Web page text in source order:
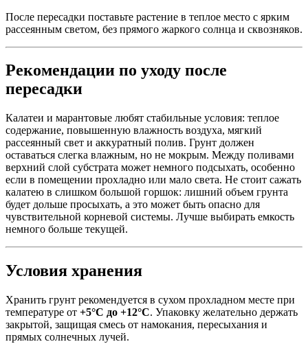
После пересадки поставьте растение в теплое место с ярким
рассеянным светом, без прямого жаркого солнца и сквозняков.
Рекомендации по уходу после
пересадки
Калатеи и марантовые любят стабильные условия: теплое
содержание, повышенную влажность воздуха, мягкий
рассеянный свет и аккуратный полив. Грунт должен
оставаться слегка влажным, но не мокрым. Между поливами
верхний слой субстрата может немного подсыхать, особенно
если в помещении прохладно или мало света. Не стоит сажать
калатею в слишком большой горшок: лишний объем грунта
будет дольше просыхать, а это может быть опасно для
чувствительной корневой системы. Лучше выбирать емкость
немного больше текущей.
Условия хранения
Хранить грунт рекомендуется в сухом прохладном месте при
температуре от +5°C до +12°C. Упаковку желательно держать
закрытой, защищая смесь от намокания, пересыхания и
прямых солнечных лучей.